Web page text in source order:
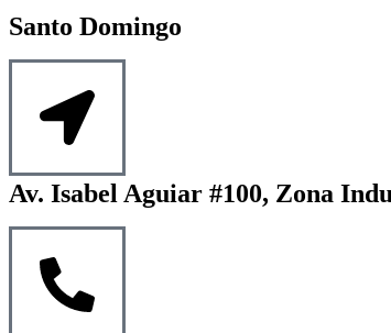
Santo Domingo
Av. Isabel Aguiar #100, Zona